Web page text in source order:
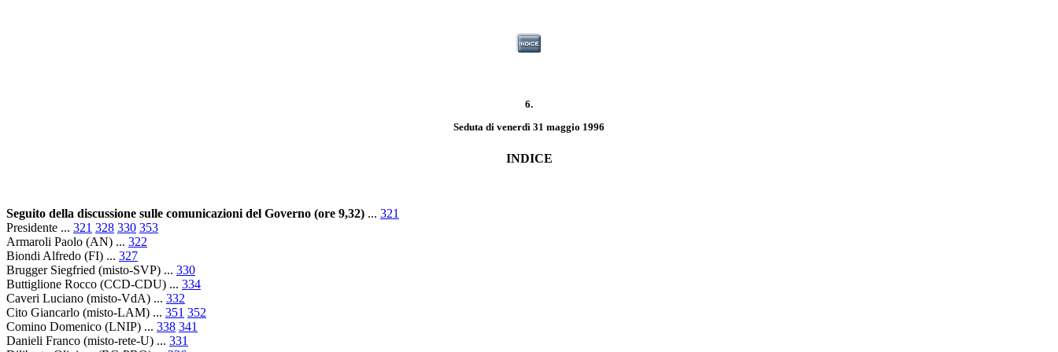
6.
Seduta di venerdì 31 maggio 1996
INDICE
Seguito della discussione sulle comunicazioni del Governo (ore 9,32) ... 321
Presidente ... 321 328 330 353
Armaroli Paolo (AN) ... 322
Biondi Alfredo (FI) ... 327
Brugger Siegfried (misto-SVP) ... 330
Buttiglione Rocco (CCD-CDU) ... 334
Caveri Luciano (misto-VdA) ... 332
Cito Giancarlo (misto-LAM) ... 351 352
Comino Domenico (LNIP) ... 338 341
Danieli Franco (misto-rete-U) ... 331